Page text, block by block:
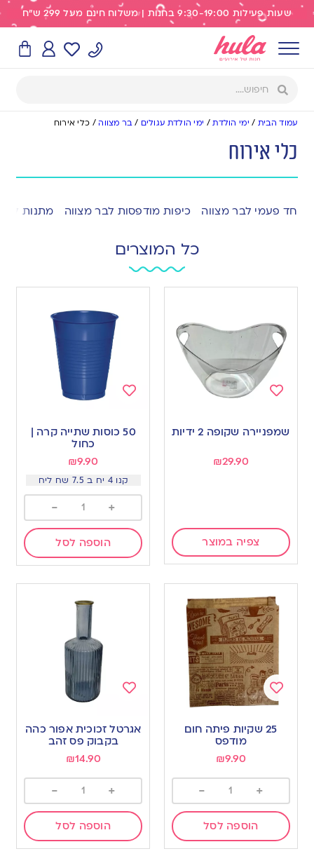
שעות פעילות 9:30-19:00 בחנות | משלוח חינם מעל 299 ש"ח
עמוד הבית / ימי הולדת/ ימי הולדת עגולים /בר מצווה/ כלי אירוח
כלי אירוח
חד פעמי לבר מצווה כיפות מודפסות לבר מצווה מתנות
כל המוצרים
to
שמפניירה שקופה 2 ידיות
₪29.90
צפיה במוצר
to
50 כוסות שתייה קרה |
כחול
₪9.90
קנו 4 יח ב 7.5 שח ליח
+
-
הוספה לסל
Add
25 שקיות פיתה חום
מודפס
₪9.90
+
-
הוספה לסל
to
wishlist
אגרטל זכוכית אפור כהה
בקבוק פס זהב
₪14.90
+
-
הוספה לסל